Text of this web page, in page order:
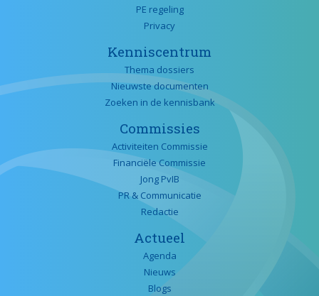
PE regeling
Privacy
Kenniscentrum
Thema dossiers
Nieuwste documenten
Zoeken in de kennisbank
Commissies
Activiteiten Commissie
Financiële Commissie
Jong PvIB
PR & Communicatie
Redactie
Actueel
Agenda
Nieuws
Blogs